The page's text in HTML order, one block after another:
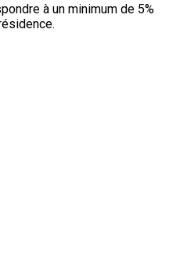
à un minimum de 5%